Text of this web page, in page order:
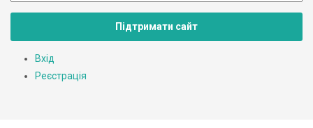
Підтримати сайт
Вхід
Реєстрація